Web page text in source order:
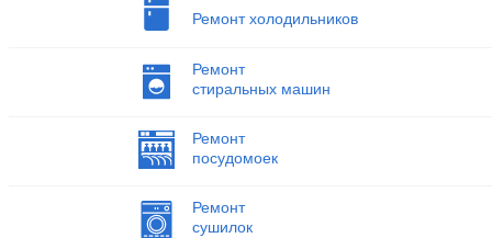
Ремонт холодильников
Ремонт
стиральных машин
Ремонт
посудомоек
Ремонт
сушилок